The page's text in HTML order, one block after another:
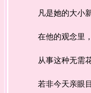
凡是她的大小新
在他的观念里，
从事这种无需花
若非今天亲眼目